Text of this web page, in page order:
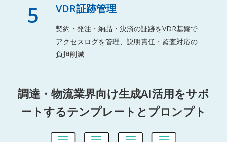
5 VDR証跡管理
契約・発注・納品・決済の証跡をVDR基盤で
アクセスログを管理、説明責任・監査対応の
負担削減
調達・物流業界向け生成AI活用をサポ
ートするテンプレートとプロンプト